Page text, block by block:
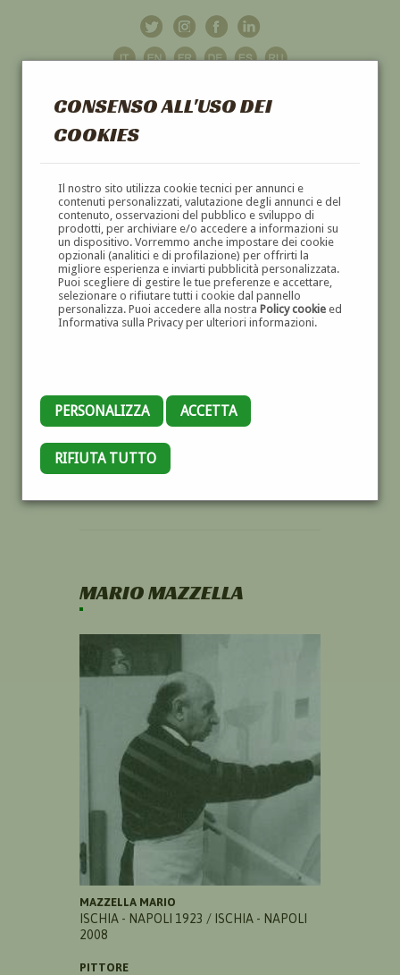
CONSENSO ALL'USO DEI
COOKIES
Il nostro sito utilizza cookie tecnici per annunci e
contenuti personalizzati, valutazione degli annunci e del
contenuto, osservazioni del pubblico e sviluppo di
prodotti, per archiviare e/o accedere a informazioni su
un dispositivo. Vorremmo anche impostare dei cookie
opzionali (analitici e di profilazione) per offrirti la
migliore esperienza e inviarti pubblicità personalizzata.
Puoi scegliere di gestire le tue preferenze e accettare,
selezionare o rifiutare tutti i cookie dal pannello
personalizza. Puoi accedere alla nostra Policy cookieed
Informativa sulla Privacy per ulteriori informazioni.
PERSONALIZZA ACCETTA
RIFIUTA TUTTO
GALLERIAD'ARTE
DIPINTI E SCULTURE '800 E '900
MARIO MAZZELLA
MAZZELLA MARIO
ISCHIA - NAPOLI 1923 / ISCHIA - NAPOLI
2008
PITTORE